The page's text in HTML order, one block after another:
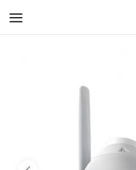
РЕШЕНИЯ ДЛЯ ДОМА
ДЛЯ ОПЕРАТОРОВ СВЯЗИ